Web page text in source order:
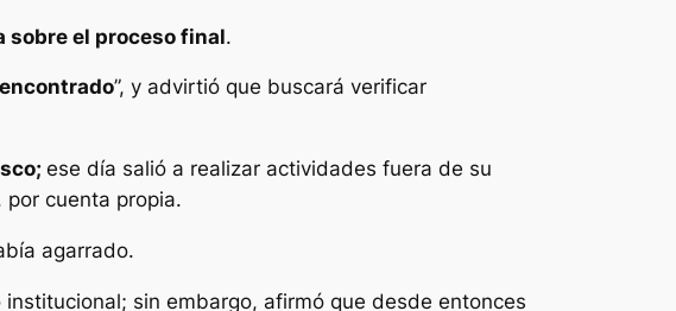
sobre el proceso final.
”, y advirtió que buscará verificar
ese día salió a realizar actividades fuera de su
cuenta propia.
agarrado.
sin embargo, afirmó que desde entonces